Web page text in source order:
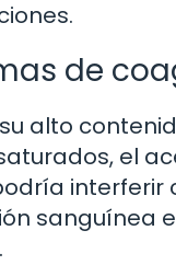
de
alto
el
interferir
sanguínea